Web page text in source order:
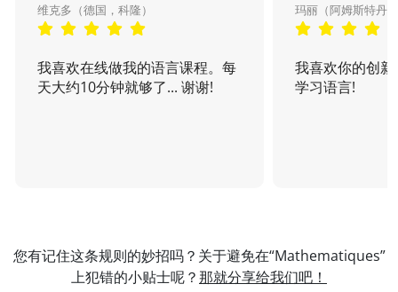
维克多（德国，科隆）
我喜欢在线做我的语言课程。每
天大约10分钟就够了... 谢谢!
玛丽（阿姆斯特丹
我喜欢你的创
学习语言!
您有记住这条规则的妙招吗？关于避免在“Mathematiques”
上犯错的小贴士呢？那就分享给我们吧！